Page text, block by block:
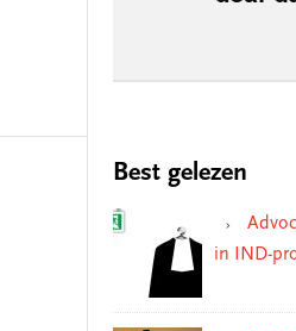
Best gelezen
in IND-